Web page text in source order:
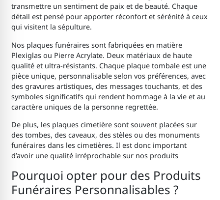
transmettre un sentiment de paix et de beauté. Chaque
détail est pensé pour apporter réconfort et sérénité à ceux
qui visitent la sépulture.
Nos plaques funéraires sont fabriquées en matière
Plexiglas ou Pierre Acrylate. Deux matériaux de haute
qualité et ultra-résistants. Chaque plaque tombale est une
pièce unique, personnalisable selon vos préférences, avec
des gravures artistiques, des messages touchants, et des
symboles significatifs qui rendent hommage à la vie et au
caractère uniques de la personne regrettée.
De plus, les plaques cimetière sont souvent placées sur
des tombes, des caveaux, des stèles ou des monuments
funéraires dans les cimetières. Il est donc important
d’avoir une qualité irréprochable sur nos produits
Pourquoi opter pour des Produits
Funéraires Personnalisables ?